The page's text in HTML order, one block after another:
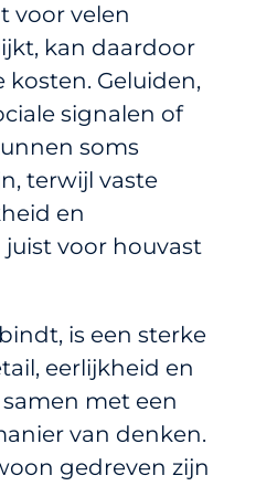
voor velen
kan daardoor
kosten. Geluiden,
signalen of
soms
terwijl vaste
en
voor houvast
is een sterke
eerlijkheid en
met een
van denken.
gedreven zijn